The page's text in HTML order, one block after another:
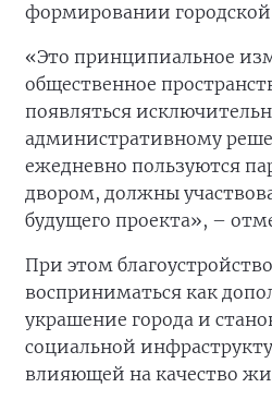
формировании городской
«Это принципиальное
общественное
появляться
административному
ежедневно пользуются
двором, должны
будущего проекта», –
При этом
восприниматься как
украшение города и
социальной
влияющей на качество